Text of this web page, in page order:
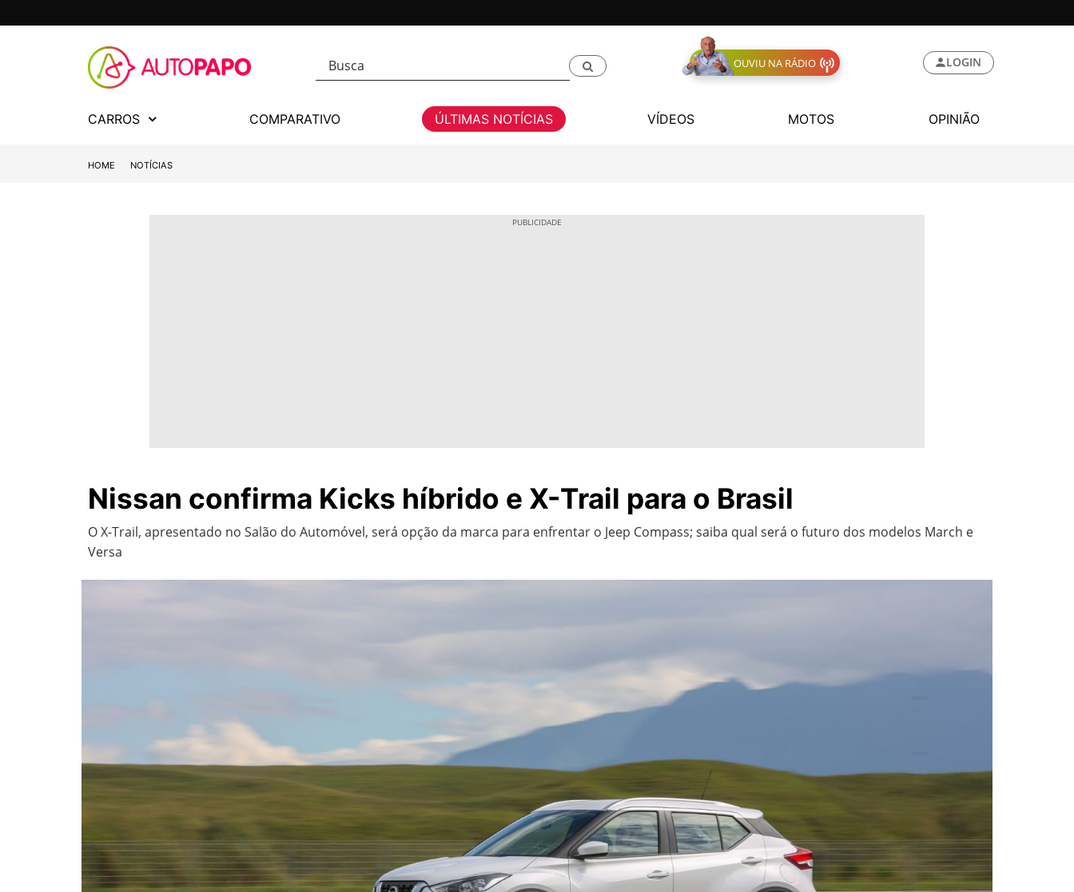
OUVIU NA RÁDIO LOGIN
CARROS COMPARATIVO ÚLTIMAS NOTÍCIAS VÍDEOS MOTOS OPINIÃO
HOME NOTÍCIAS
Nissan confirma Kicks híbrido e X-Trail para o Brasil
O X-Trail, apresentado no Salão do Automóvel, será opção da marca para enfrentar o Jeep Compass; saiba qual será o futuro dos modelos March e
Versa